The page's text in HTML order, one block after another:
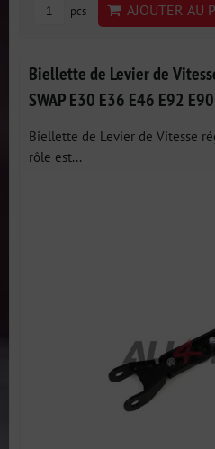
pcs AJOUTER AU
Biellette de Levier de
SWAP E30 E36 E46 E92
Biellette de Levier de Vitesse
rôle est...